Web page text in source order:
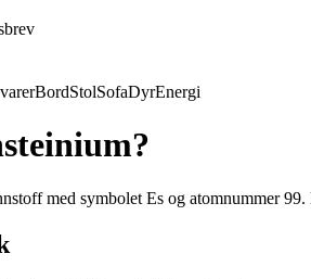
BordStolSofaDyrEnergi
med symbolet Es og atomnummer